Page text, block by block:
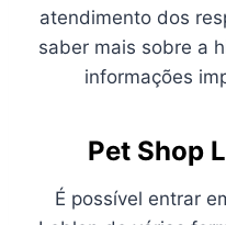
atendimento dos
saber mais sobre a
informações
Pet Shop
É possível entrar